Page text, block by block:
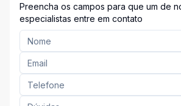
Preencha os campos para que um de
especialistas entre em contato